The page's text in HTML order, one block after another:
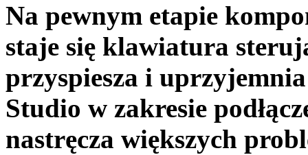
Na pewnym etapie
staje się klawiatura
przyspiesza i
Studio w zakresie
nastręcza większych